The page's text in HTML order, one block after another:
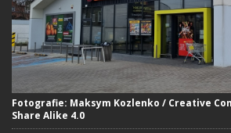
Fotografie: Maksym Kozlenko / Creative
Share Alike 4.0